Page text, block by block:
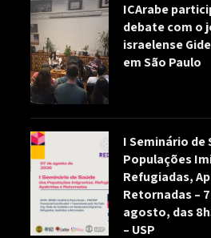
ICArabe
debate com o
israelense
em São Paulo
I Seminário de
Populações
Refugiadas,
Retornadas –
agosto, das
– USP